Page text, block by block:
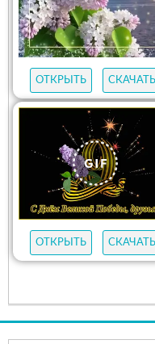
ОТКРЫТЬ СКАЧАТЬ
ОТКРЫТЬ СКАЧАТЬ